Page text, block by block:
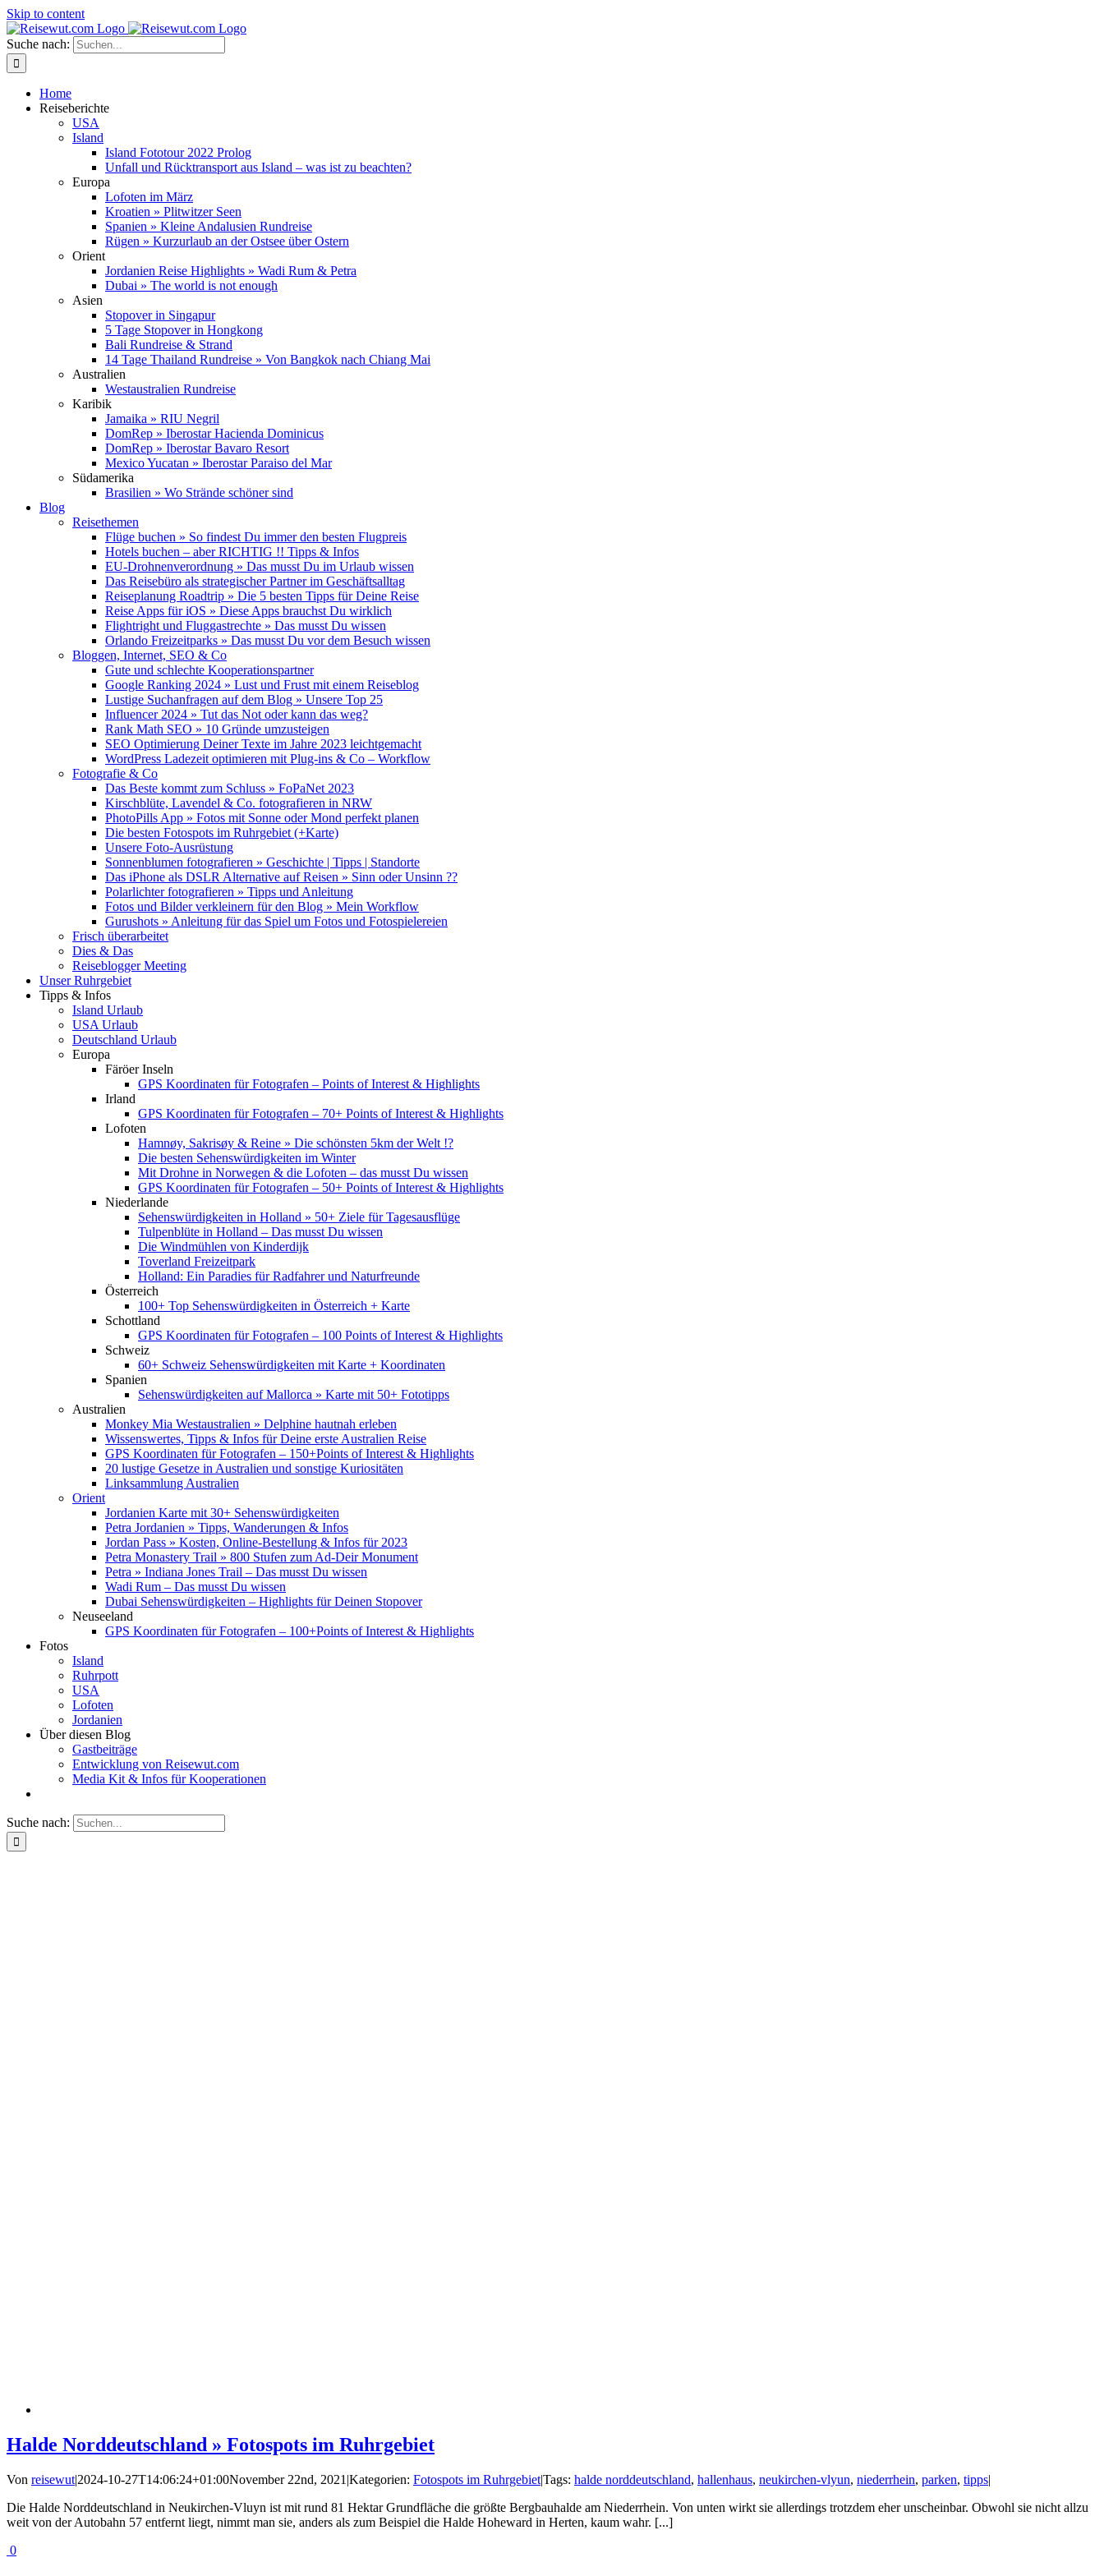
Skip to content
Suche nach:
Home
Reiseberichte
USA
Island
Island Fototour 2022 Prolog
Unfall und Rücktransport aus Island – was ist zu beachten?
Europa
Lofoten im März
Kroatien » Plitwitzer Seen
Spanien » Kleine Andalusien Rundreise
Rügen » Kurzurlaub an der Ostsee über Ostern
Orient
Jordanien Reise Highlights » Wadi Rum & Petra
Dubai » The world is not enough
Asien
Stopover in Singapur
5 Tage Stopover in Hongkong
Bali Rundreise & Strand
14 Tage Thailand Rundreise » Von Bangkok nach Chiang Mai
Australien
Westaustralien Rundreise
Karibik
Jamaika » RIU Negril
DomRep » Iberostar Hacienda Dominicus
DomRep » Iberostar Bavaro Resort
Mexico Yucatan » Iberostar Paraiso del Mar
Südamerika
Brasilien » Wo Strände schöner sind
Blog
Reisethemen
Flüge buchen » So findest Du immer den besten Flugpreis
Hotels buchen – aber RICHTIG !! Tipps & Infos
EU-Drohnenverordnung » Das musst Du im Urlaub wissen
Das Reisebüro als strategischer Partner im Geschäftsalltag
Reiseplanung Roadtrip » Die 5 besten Tipps für Deine Reise
Reise Apps für iOS » Diese Apps brauchst Du wirklich
Flightright und Fluggastrechte » Das musst Du wissen
Orlando Freizeitparks » Das musst Du vor dem Besuch wissen
Bloggen, Internet, SEO & Co
Gute und schlechte Kooperationspartner
Google Ranking 2024 » Lust und Frust mit einem Reiseblog
Lustige Suchanfragen auf dem Blog » Unsere Top 25
Influencer 2024 » Tut das Not oder kann das weg?
Rank Math SEO » 10 Gründe umzusteigen
SEO Optimierung Deiner Texte im Jahre 2023 leichtgemacht
WordPress Ladezeit optimieren mit Plug-ins & Co – Workflow
Fotografie & Co
Das Beste kommt zum Schluss » FoPaNet 2023
Kirschblüte, Lavendel & Co. fotografieren in NRW
PhotoPills App » Fotos mit Sonne oder Mond perfekt planen
Die besten Fotospots im Ruhrgebiet (+Karte)
Unsere Foto-Ausrüstung
Sonnenblumen fotografieren » Geschichte | Tipps | Standorte
Das iPhone als DSLR Alternative auf Reisen » Sinn oder Unsinn ??
Polarlichter fotografieren » Tipps und Anleitung
Fotos und Bilder verkleinern für den Blog » Mein Workflow
Gurushots » Anleitung für das Spiel um Fotos und Fotospielereien
Frisch überarbeitet
Dies & Das
Reiseblogger Meeting
Unser Ruhrgebiet
Tipps & Infos
Island Urlaub
USA Urlaub
Deutschland Urlaub
Europa
Färöer Inseln
GPS Koordinaten für Fotografen – Points of Interest & Highlights
Irland
GPS Koordinaten für Fotografen – 70+ Points of Interest & Highlights
Lofoten
Hamnøy, Sakrisøy & Reine » Die schönsten 5km der Welt !?
Die besten Sehenswürdigkeiten im Winter
Mit Drohne in Norwegen & die Lofoten – das musst Du wissen
GPS Koordinaten für Fotografen – 50+ Points of Interest & Highlights
Niederlande
Sehenswürdigkeiten in Holland » 50+ Ziele für Tagesausflüge
Tulpenblüte in Holland – Das musst Du wissen
Die Windmühlen von Kinderdijk
Toverland Freizeitpark
Holland: Ein Paradies für Radfahrer und Naturfreunde
Österreich
100+ Top Sehenswürdigkeiten in Österreich + Karte
Schottland
GPS Koordinaten für Fotografen – 100 Points of Interest & Highlights
Schweiz
60+ Schweiz Sehenswürdigkeiten mit Karte + Koordinaten
Spanien
Sehenswürdigkeiten auf Mallorca » Karte mit 50+ Fototipps
Australien
Monkey Mia Westaustralien » Delphine hautnah erleben
Wissenswertes, Tipps & Infos für Deine erste Australien Reise
GPS Koordinaten für Fotografen – 150+Points of Interest & Highlights
20 lustige Gesetze in Australien und sonstige Kuriositäten
Linksammlung Australien
Orient
Jordanien Karte mit 30+ Sehenswürdigkeiten
Petra Jordanien » Tipps, Wanderungen & Infos
Jordan Pass » Kosten, Online-Bestellung & Infos für 2023
Petra Monastery Trail » 800 Stufen zum Ad-Deir Monument
Petra » Indiana Jones Trail – Das musst Du wissen
Wadi Rum – Das musst Du wissen
Dubai Sehenswürdigkeiten – Highlights für Deinen Stopover
Neuseeland
GPS Koordinaten für Fotografen – 100+Points of Interest & Highlights
Fotos
Island
Ruhrpott
USA
Lofoten
Jordanien
Über diesen Blog
Gastbeiträge
Entwicklung von Reisewut.com
Media Kit & Infos für Kooperationen
Suche nach:
Halde Norddeutschland » Fotospots im Ruhrgebiet
Von reisewut|2024-10-27T14:06:24+01:00November 22nd, 2021 |Kategorien: Fotospots im Ruhrgebiet|Tags: halde norddeutschland, hallenhaus, neukirchen-vlyun, niederrhein, parken, tipps|
Die Halde Norddeutschland in Neukirchen-Vluyn ist mit rund 81 Hektar Grundfläche die größte Bergbauhalde am Niederrhein. Von unten wirkt sie allerdings trotzdem eher unscheinbar. Obwohl sie nicht allzu
weit von der Autobahn 57 entfernt liegt, nimmt man sie, anders als zum Beispiel die Halde Hoheward in Herten, kaum wahr. [...]
0